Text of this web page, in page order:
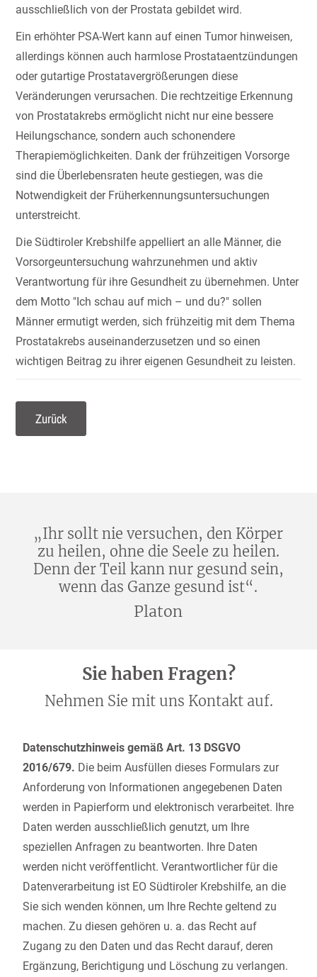
ausschließlich von der Prostata gebildet wird.
Ein erhöhter PSA-Wert kann auf einen Tumor hinweisen,
allerdings können auch harmlose Prostataentzündungen
oder gutartige Prostatavergrößerungen diese
Veränderungen verursachen. Die rechtzeitige Erkennung
von Prostatakrebs ermöglicht nicht nur eine bessere
Heilungschance, sondern auch schonendere
Therapiemöglichkeiten. Dank der frühzeitigen Vorsorge
sind die Überlebensraten heute gestiegen, was die
Notwendigkeit der Früherkennungsuntersuchungen
unterstreicht.
Die Südtiroler Krebshilfe appelliert an alle Männer, die
Vorsorgeuntersuchung wahrzunehmen und aktiv
Verantwortung für ihre Gesundheit zu übernehmen. Unter
dem Motto "Ich schau auf mich – und du?" sollen
Männer ermutigt werden, sich frühzeitig mit dem Thema
Prostatakrebs auseinanderzusetzen und so einen
wichtigen Beitrag zu ihrer eigenen Gesundheit zu leisten.
Zurück
„Ihr sollt nie versuchen, den Körper
zu heilen, ohne die Seele zu heilen.
Denn der Teil kann nur gesund sein,
wenn das Ganze gesund ist“.
Platon
Sie haben Fragen?
Nehmen Sie mit uns Kontakt auf.
Datenschutzhinweis gemäß Art. 13 DSGVO
2016/679. Die beim Ausfüllen dieses Formulars zur
Anforderung von Informationen angegebenen Daten
werden in Papierform und elektronisch verarbeitet. Ihre
Daten werden ausschließlich genutzt, um Ihre
speziellen Anfragen zu beantworten. Ihre Daten
werden nicht veröffentlicht. Verantwortlicher für die
Datenverarbeitung ist EO Südtiroler Krebshilfe, an die
Sie sich wenden können, um Ihre Rechte geltend zu
machen. Zu diesen gehören u. a. das Recht auf
Zugang zu den Daten und das Recht darauf, deren
Ergänzung, Berichtigung und Löschung zu verlangen.